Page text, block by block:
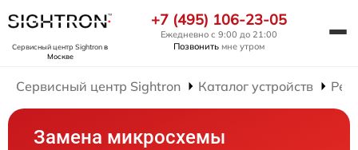
Сервисный центр Sightronв
Москве
+7 (495) 106-23-05
Ежедневно с 9:00 до 21:00
Позвонить мне утром
Сервисный центр Sightron Каталог устройств
Замена микросхемы